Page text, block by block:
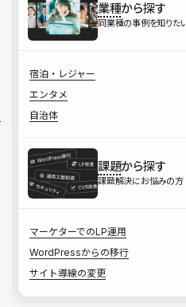
業種から探す
同業種の事例を知りた
宿泊・レジャー
エンタメ
自治体
課題から探す
課題解決にお悩みの方
マーケターでのLP運用
WordPressからの移行
サイト導線の変更